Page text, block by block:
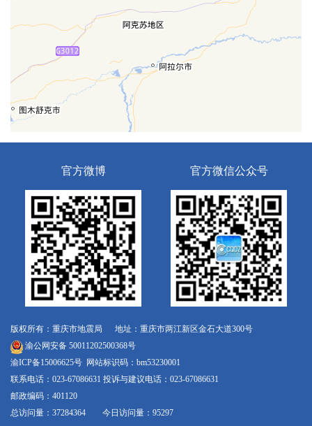
官方微博 官方微信公众号
版权所有：重庆市地震局 地址：重庆市两江新区金石大道300号
渝公网安备 50011202500368号
渝ICP备15006625号 网站标识码：bm53230001
联系电话：023-67086631 投诉与建议电话：023-67086631
邮政编码：401120
总访问量：37284364 今日访问量：95297